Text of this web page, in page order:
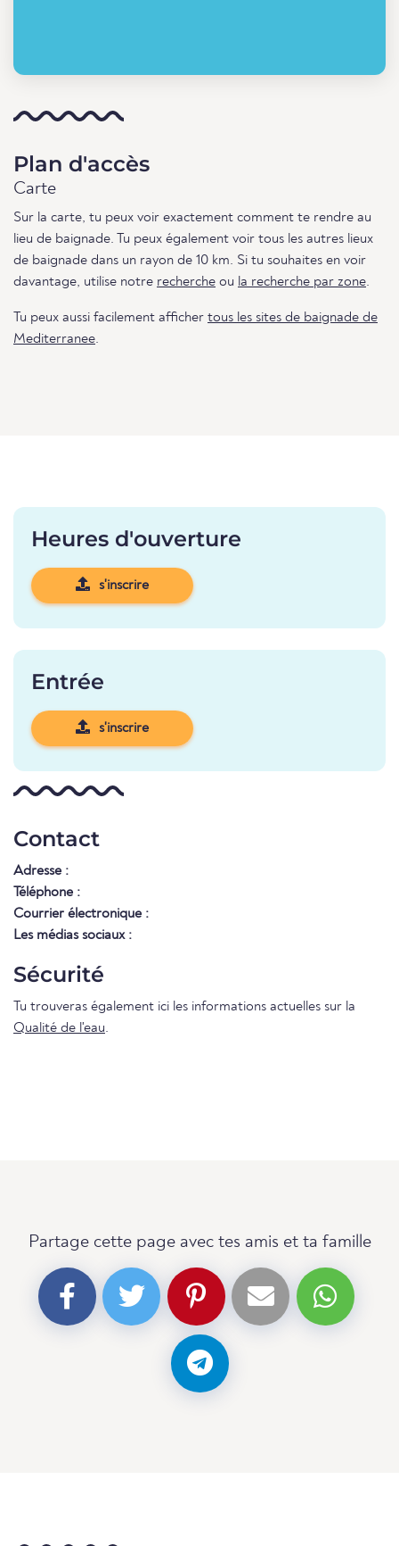
Plan d'accès
Carte
Sur la carte, tu peux voir exactement comment te rendre au
lieu de baignade. Tu peux également voir tous les autres lieux
de baignade dans un rayon de 10 km. Si tu souhaites en voir
davantage, utilise notre recherche ou la recherche par zone.
Tu peux aussi facilement afficher tous les sites de baignade de
Mediterranee.
Heures d'ouverture
s'inscrire
Entrée
s'inscrire
Contact
Adresse :
Téléphone :
Courrier électronique :
Les médias sociaux :
Sécurité
Tu trouveras également ici les informations actuelles sur la
Qualité de l'eau.
Partage cette page avec tes amis et ta famille